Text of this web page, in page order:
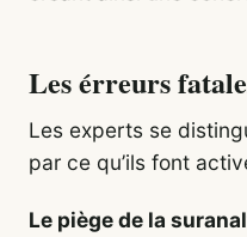
Les érreurs
Les experts se
par ce qu’ils font
Le piège de la